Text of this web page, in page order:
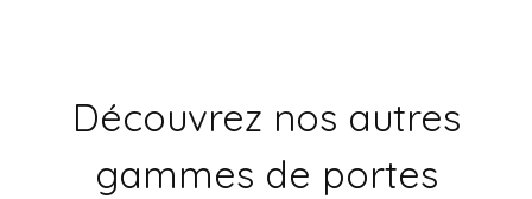
Découvrez nos autres
gammes de portes